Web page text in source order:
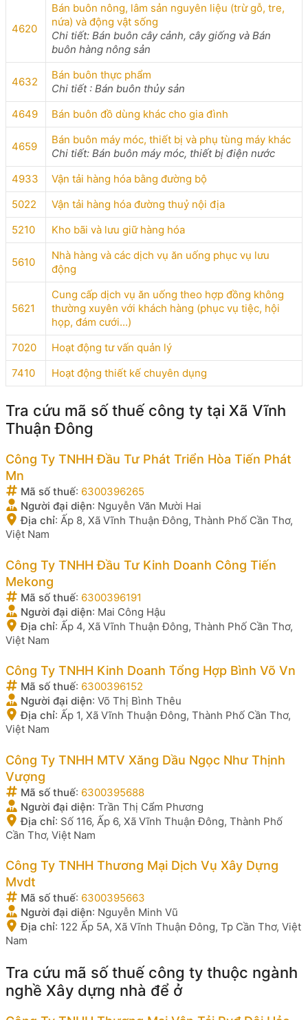
4620
Bán buôn nông, lâm sản nguyên liệu (trừ gỗ, tre,
nứa) và động vật sống
Chi tiết: Bán buôn cây cảnh, cây giống và Bán
buôn hàng nông sản
4632
Bán buôn thực phẩm
Chi tiết : Bán buôn thủy sản
4649
Bán buôn đồ dùng khác cho gia đình
4659
Bán buôn máy móc, thiết bị và phụ tùng máy khác
Chi tiết: Bán buôn máy móc, thiết bị điện nước
4933
Vận tải hàng hóa bằng đường bộ
5022
Vận tải hàng hóa đường thuỷ nội địa
5210
Kho bãi và lưu giữ hàng hóa
5610
Nhà hàng và các dịch vụ ăn uống phục vụ lưu
động
5621
Cung cấp dịch vụ ăn uống theo hợp đồng không
thường xuyên với khách hàng (phục vụ tiệc, hội
họp, đám cưới...)
7020
Hoạt động tư vấn quản lý
7410
Hoạt động thiết kế chuyên dụng
Tra cứu mã số thuế công ty tại Xã Vĩnh
Thuận Đông
Công Ty TNHH Đầu Tư Phát Triển Hòa Tiến Phát
Mn
Mã số thuế: 6300396265
Người đại diện: Nguyễn Văn Mười Hai
Địa chỉ: Ấp 8, Xã Vĩnh Thuận Đông, Thành Phố Cần Thơ,
Việt Nam
Công Ty TNHH Đầu Tư Kinh Doanh Công Tiến
Mekong
Mã số thuế: 6300396191
Người đại diện: Mai Công Hậu
Địa chỉ: Ấp 4, Xã Vĩnh Thuận Đông, Thành Phố Cần Thơ,
Việt Nam
Công Ty TNHH Kinh Doanh Tổng Hợp Bình Võ Vn
Mã số thuế: 6300396152
Người đại diện: Võ Thị Bình Thêu
Địa chỉ: Ấp 1, Xã Vĩnh Thuận Đông, Thành Phố Cần Thơ,
Việt Nam
Công Ty TNHH MTV Xăng Dầu Ngọc Như Thịnh
Vượng
Mã số thuế: 6300395688
Người đại diện: Trần Thị Cẩm Phương
Địa chỉ: Số 116, Ấp 6, Xã Vĩnh Thuận Đông, Thành Phố
Cần Thơ, Việt Nam
Công Ty TNHH Thương Mại Dịch Vụ Xây Dựng
Mvdt
Mã số thuế: 6300395663
Người đại diện: Nguyễn Minh Vũ
Địa chỉ: 122 Ấp 5A, Xã Vĩnh Thuận Đông, Tp Cần Thơ, Việt
Nam
Tra cứu mã số thuế công ty thuộc ngành
nghề Xây dựng nhà để ở